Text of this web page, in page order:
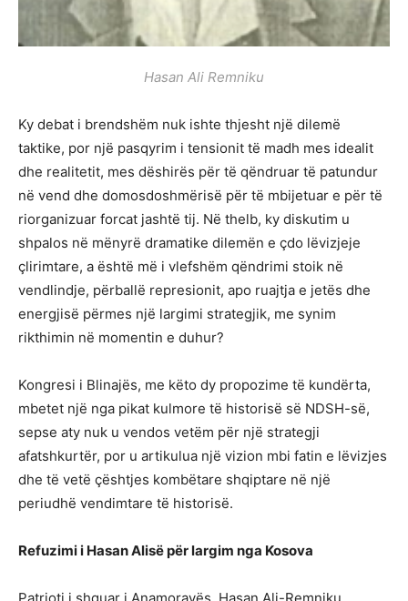
Hasan Ali Remniku
Ky debat i brendshëm nuk ishte thjesht një dilemë
taktike, por një pasqyrim i tensionit të madh mes idealit
dhe realitetit, mes dëshirës për të qëndruar të patundur
në vend dhe domosdoshmërisë për të mbijetuar e për të
riorganizuar forcat jashtë tij. Në thelb, ky diskutim u
shpalos në mënyrë dramatike dilemën e çdo lëvizjeje
çlirimtare, a është më i vlefshëm qëndrimi stoik në
vendlindje, përballë represionit, apo ruajtja e jetës dhe
energjisë përmes një largimi strategjik, me synim
rikthimin në momentin e duhur?
Kongresi i Blinajës, me këto dy propozime të kundërta,
mbetet një nga pikat kulmore të historisë së NDSH-së,
sepse aty nuk u vendos vetëm për një strategji
afatshkurtër, por u artikulua një vizion mbi fatin e lëvizjes
dhe të vetë çështjes kombëtare shqiptare në një
periudhë vendimtare të historisë.
Refuzimi i Hasan Alisë për largim nga Kosova